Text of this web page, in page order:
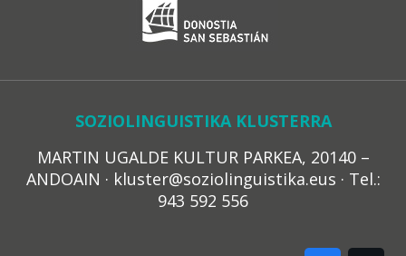
SOZIOLINGUISTIKA KLUSTERRA
MARTIN UGALDE KULTUR PARKEA, 20140 –
ANDOAIN · kluster@soziolinguistika.eus · Tel.:
943 592 556